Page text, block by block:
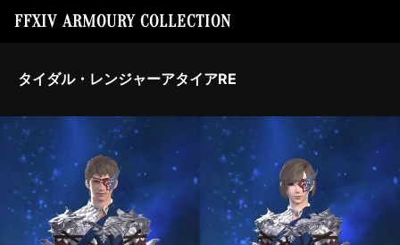
FFXIV ARMOURY COLLECTION
タイダル・レンジャーアタイアRE